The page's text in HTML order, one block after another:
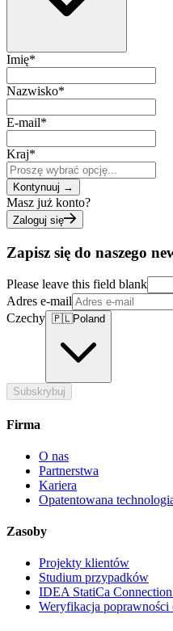
Imię*
Nazwisko*
E-mail*
Kraj*
Kontynuuj →
Masz już konto?
Zaloguj się
Zapisz się do naszego
Please leave this field blank
Adres e-mail
Czechy 🇵🇱Poland
Subskrybuj
Firma
O nas
Partnerstwa
Kariera
Opatentowana
Zasoby
Projekty klientów
Studium przypadków
IDEA StatiCa
Weryfikacja poprawności